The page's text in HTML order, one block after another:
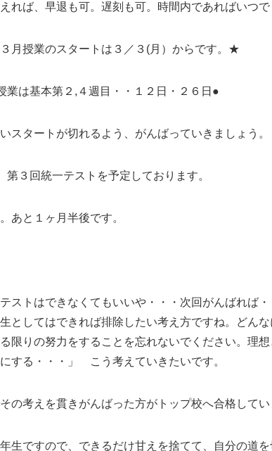
れば、早退も可。遅刻も可。時間内であればいつで
月授業のスタートは３／３(月）からです。★
業は基本第２,４週目・・１２日・２６日●
スタートが切れるよう、がんばっていきましょう。
第３回統一テストを予定しております。
あと１ヶ月半後です。
テストはできなくてもいいや・・・次回がんばれば
としてはできれば排除したい考え方ですね。どん
限りの努力をすることを忘れないでください。理
する・・・」 こう考えていきたいです。
の考えを貫きがんばった方がトップ校へ合格してい
生ですので、できるだけ甘えを捨てて、自分の道